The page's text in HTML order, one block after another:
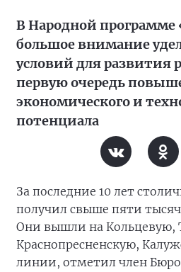
В Народной программе
большое внимание
условий для развития
первую очередь
экономического и
потенциала
За последние 10 лет
получил свыше пяти
Они вышли на Кольцевую,
Краснопресненскую,
линии, отметил член